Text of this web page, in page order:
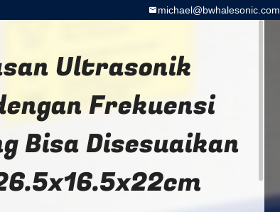
michael@bwhalesonic.com
Ultrasonik
Frekuensi
Bisa Disesuaikan